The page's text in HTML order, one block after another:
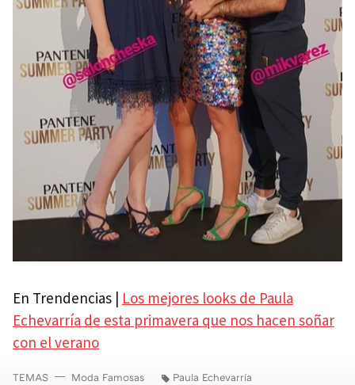
En Trendencias | Los mejores looks de Paula
Echevarría de esta primavera que nos hacen soñar
con el verano
TEMAS Moda Famosas Paula Echevarría